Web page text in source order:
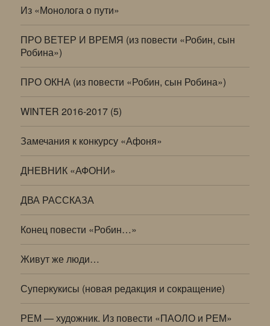
Из «Монолога о пути»
ПРО ВЕТЕР И ВРЕМЯ (из повести «Робин, сын
Робина»)
ПРО ОКНА (из повести «Робин, сын Робина»)
WINTER 2016-2017 (5)
Замечания к конкурсу «Афоня»
ДНЕВНИК «АФОНИ»
ДВА РАССКАЗА
Конец повести «Робин…»
Живут же люди…
Суперкукисы (новая редакция и сокращение)
РЕМ — художник. Из повести «ПАОЛО и РЕМ»